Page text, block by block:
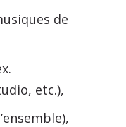
de
etc.),